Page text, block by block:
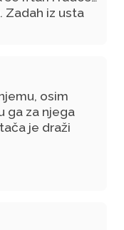
Zadah iz usta
miska.
osim
ga za njega
je draži